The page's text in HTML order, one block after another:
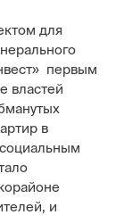
для
первым
властей
в
и